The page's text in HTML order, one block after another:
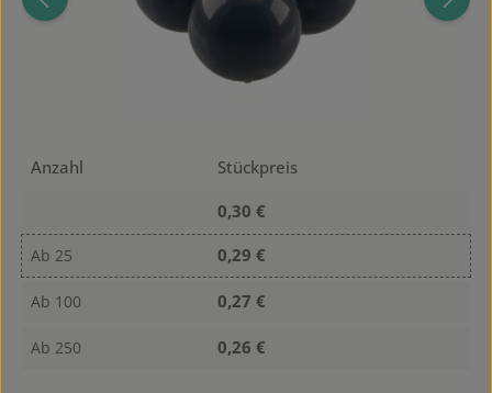
Anzahl
Stückpreis
0,30 €
Ab 25 0,29 €
Ab 100 0,27 €
Ab 250 0,26 €